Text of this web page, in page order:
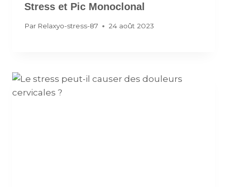
Stress et Pic Monoclonal
Par Relaxyo-stress-87 24 août 2023